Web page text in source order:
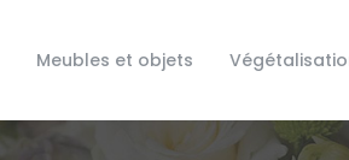
Meubles et objets